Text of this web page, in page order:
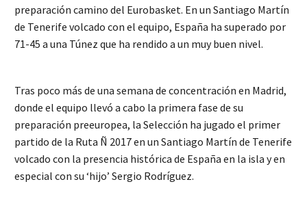
preparación camino del Eurobasket. En un Santiago Martín
de Tenerife volcado con el equipo, España ha superado por
71-45 a una Túnez que ha rendido a un muy buen nivel.
Tras poco más de una semana de concentración en Madrid,
donde el equipo llevó a cabo la primera fase de su
preparación preeuropea, la Selección ha jugado el primer
partido de la Ruta Ñ 2017 en un Santiago Martín de Tenerife
volcado con la presencia histórica de España en la isla y en
especial con su ‘hijo’ Sergio Rodríguez.